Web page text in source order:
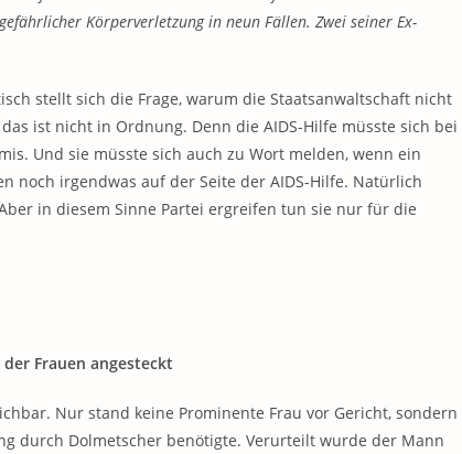
Körperverletzung in neun Fällen. Zwei seiner Ex-
stellt sich die Frage, warum die Staatsanwaltschaft nicht
ist nicht in Ordnung. Denn die AIDS-Hilfe müsste sich bei
Und sie müsste sich auch zu Wort melden, wenn ein
noch irgendwas auf der Seite der AIDS-Hilfe. Natürlich
in diesem Sinne Partei ergreifen tun sie nur für die
Frauen angesteckt
Nur stand keine Prominente Frau vor Gericht, sondern
durch Dolmetscher benötigte. Verurteilt wurde der Mann